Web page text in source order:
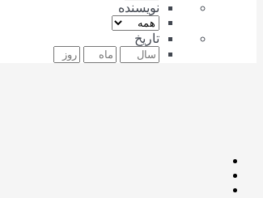
نویسنده
تاریخ